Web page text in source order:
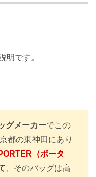
明です。
グメーカーでこの
都の東神田にあり
（ポータ
、そのバッグは高